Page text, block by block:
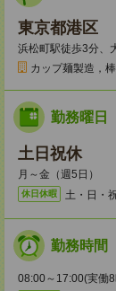
東京都港区
浜松町駅徒歩3分、
カップ麺製造，
勤務曜日
土日祝休
月～金（週5日）
休日休暇 土・日・
勤務時間
08:00～17:00(実